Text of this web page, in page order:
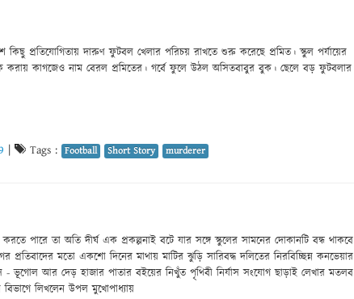
কিছু প্রতিযোগিতায় দারুণ ফুটবল খেলার পরিচয় রাখতে শুরু করেছে প্রমিত। স্কুল পর্যায়ের
করায় কাগজেও নাম বেরল প্রমিতের। গর্বে ফুলে উঠল অসিতবাবুর বুক। ছেলে বড় ফুটবলার
Tags : Football Short Story murderer
পারে তা অতি দীর্ঘ এক প্রকল্পনাই বটে যার সঙ্গে স্কুলের সামনের দোকানটি বন্ধ থাকবে
প্রতিবাদের মতো একশো দিনের মাথায় মাটির ঝুড়ি সারিবদ্ধ দলিতের নিরবিচ্ছিন্ন কনভেয়ার
- ভূগোল আর দেড় হাজার পাতার বইয়ের নিখুঁত পৃথিবী নির্যাস সংযোগ ছাড়াই লেখার মতলব
লিখলেন উপল মুখোপাধ্যায়